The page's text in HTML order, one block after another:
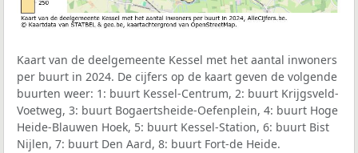
Kaart van de deelgemeente Kessel met het aantal inwoners
per buurt in 2024. De cijfers op de kaart geven de volgende
buurten weer: 1: buurt Kessel-Centrum, 2: buurt Krijgsveld-
Voetweg, 3: buurt Bogaertsheide-Oefenplein, 4: buurt Hoge
Heide-Blauwen Hoek, 5: buurt Kessel-Station, 6: buurt Bist
Nijlen, 7: buurt Den Aard, 8: buurt Fort-de Heide.